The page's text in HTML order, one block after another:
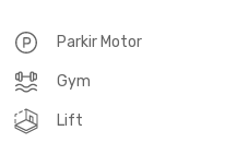
Parkir Motor
Gym
Lift